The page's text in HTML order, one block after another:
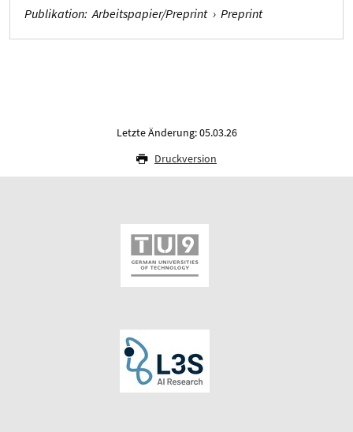
Publikation: Arbeitspapier/Preprint › Preprint
Letzte Änderung: 05.03.26
Druckversion